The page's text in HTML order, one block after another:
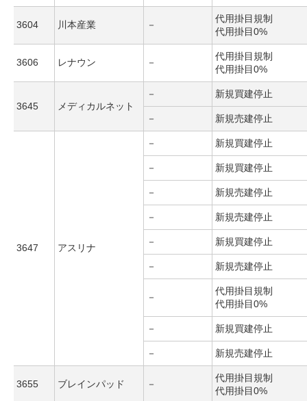
3604 川本産業 －
代用掛目規制
代用掛目0%
3606 レナウン －
代用掛目規制
代用掛目0%
3645 メディカルネット
－ 新規買建停止
－ 新規売建停止
3647 アスリナ
－ 新規買建停止
－ 新規買建停止
－ 新規売建停止
－ 新規売建停止
－ 新規買建停止
－ 新規売建停止
－
代用掛目規制
代用掛目0%
－ 新規買建停止
－ 新規売建停止
3655 ブレインパッド －
代用掛目規制
代用掛目0%